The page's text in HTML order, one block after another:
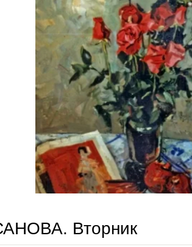
«кексы», «испытание жизнью и смертью»
Вторник